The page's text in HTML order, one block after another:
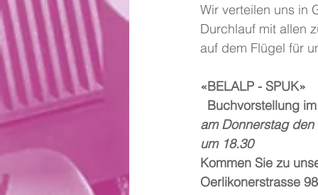
Wir verteilen uns in
Durchlauf mit allen
auf dem Flügel für
«BELALP - SPUK»
Buchvorstellung im
am Donnerstag den
um 18.30
Kommen Sie zu
Oerlikonerstrasse